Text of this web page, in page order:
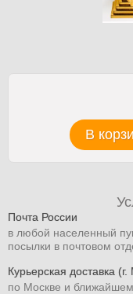
В
Почта России
в любой населенный
посылки в почтовом
Курьерская доставка
по Москве и